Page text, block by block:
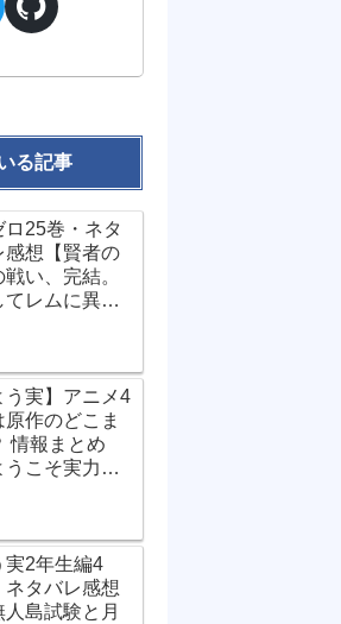
る記事
ロ25巻・ネタ
感想【賢者の
い、完結。
てレムに異変
う実】アニメ4
原作のどこま
情報まとめ
うこそ実力至
実2年生編4
ネタバレ感想
人島試験と月